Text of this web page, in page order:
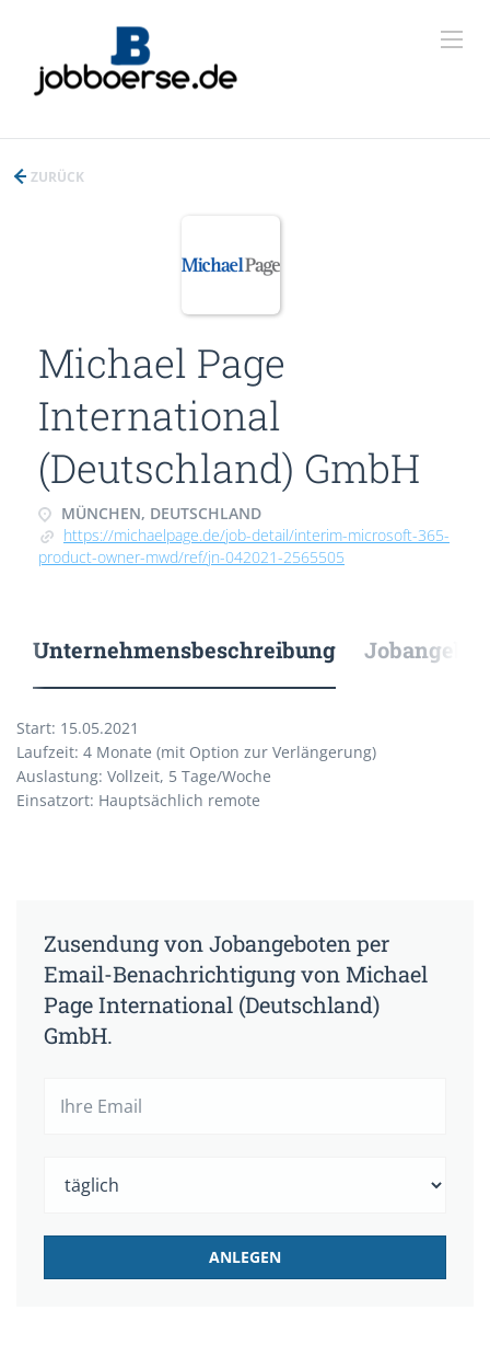
ZURÜCK
Michael Page
International
(Deutschland) GmbH
MÜNCHEN, DEUTSCHLAND
https://michaelpage.de/job-detail/interim-microsoft-365-
product-owner-mwd/ref/jn-042021-2565505
Unternehmensbeschreibung
Start: 15.05.2021
Laufzeit: 4 Monate (mit Option zur Verlängerung)
Auslastung: Vollzeit, 5 Tage/Woche
Einsatzort: Hauptsächlich remote
Zusendung von Jobangeboten per
Email-Benachrichtigung von Michael
Page International (Deutschland)
GmbH.